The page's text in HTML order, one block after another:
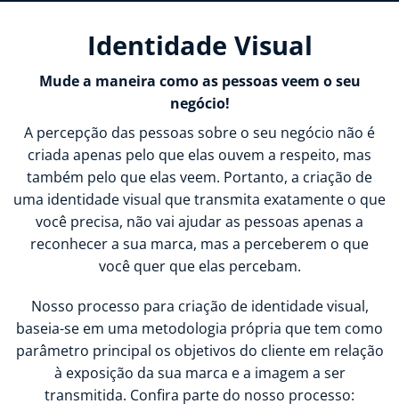
Identidade Visual
Mude a maneira como as pessoas veem o seu
negócio!
A percepção das pessoas sobre o seu negócio não é
criada apenas pelo que elas ouvem a respeito, mas
também pelo que elas veem. Portanto, a criação de
uma identidade visual que transmita exatamente o que
você precisa, não vai ajudar as pessoas apenas a
reconhecer a sua marca, mas a perceberem o que
você quer que elas percebam.
Nosso processo para criação de identidade visual,
baseia-se em uma metodologia própria que tem como
parâmetro principal os objetivos do cliente em relação
à exposição da sua marca e a imagem a ser
transmitida. Confira parte do nosso processo: